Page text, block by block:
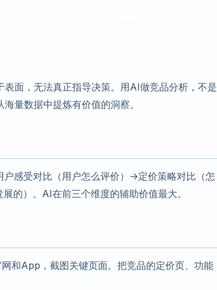
面，无法真正指导决策。用AI做竞品分析，不是
量数据中提炼有价值的洞察。
感受对比（用户怎么评价）→定价策略对比（怎
的）。AI在前三个维度的辅助价值最大。
和App，截图关键页面。把竞品的定价页、功能